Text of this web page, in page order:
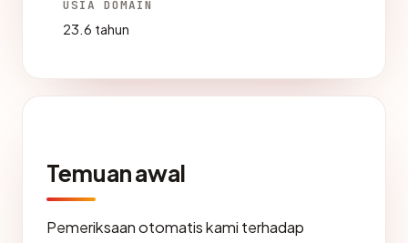
USIA DOMAIN
23.6 tahun
Temuan awal
Pemeriksaan otomatis kami terhadap